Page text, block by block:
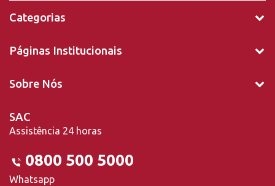
Categorias
Páginas Institucionais
Sobre Nós
SAC
Assistência 24 horas
0800 500 5000
Whatsapp